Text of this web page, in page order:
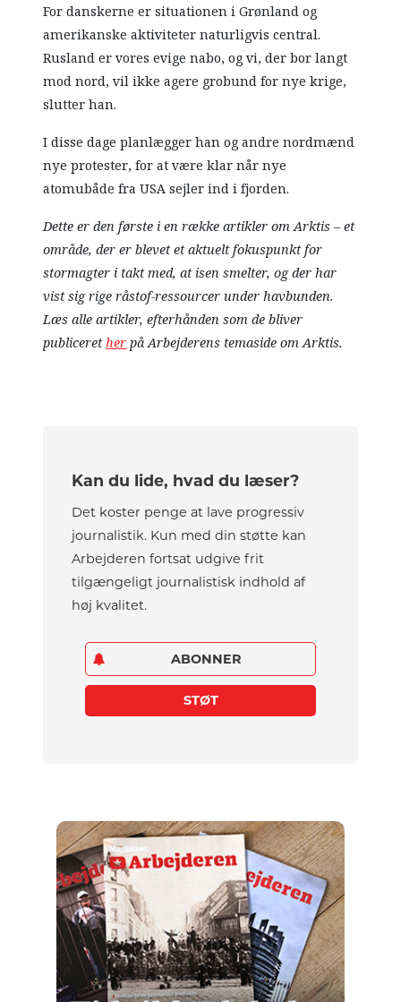
For danskerne er situationen i Grønland og
amerikanske aktiviteter naturligvis central.
Rusland er vores evige nabo, og vi, der bor langt
mod nord, vil ikke agere grobund for nye krige,
slutter han.
I disse dage planlægger han og andre nordmænd
nye protester, for at være klar når nye
atomubåde fra USA sejler ind i fjorden.
Dette er den første i en række artikler om Arktis – et
område, der er blevet et aktuelt fokuspunkt for
stormagter i takt med, at isen smelter, og der har
vist sig rige råstof-ressourcer under havbunden.
Læs alle artikler, efterhånden som de bliver
publiceretherpå Arbejderens temaside om Arktis.
Kan du lide, hvad du læser?
Det koster penge at lave progressiv
journalistik. Kun med din støtte kan
Arbejderen fortsat udgive frit
tilgængeligt journalistisk indhold af
høj kvalitet.
ABONNER
STØT